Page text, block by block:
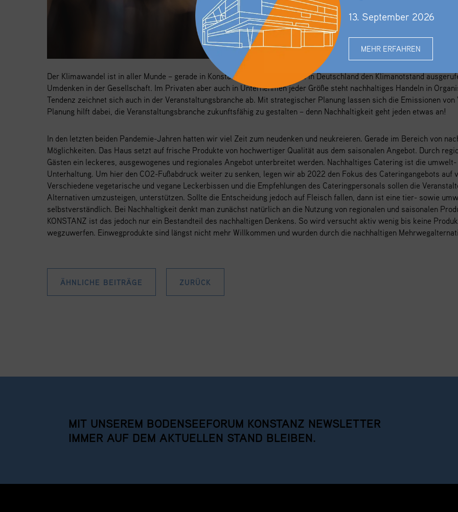
Der Klimawandel ist in aller Munde – gerade in Konstanz, die als erste Stadt in Deutschland den Klimanotstand
Umdenken in der Gesellschaft. Im Privaten aber auch in Unternehmen jeder Größe steht nachhaltiges Handeln in
Tendenz zeichnet sich auch in der Veranstaltungsbranche ab. Mit strategischer Planung lassen sich die Emissionen
Planung hilft dabei, die Veranstaltungsbranche zukunftsfähig zu gestalten – denn Nachhaltigkeit geht jeden etwas an!
In den letzten beiden Pandemie-Jahren hatten wir viel Zeit zum neudenken und neukreieren. Gerade im Bereich von
Möglichkeiten. Das Haus setzt auf frische Produkte von hochwertiger Qualität aus dem saisonalen Angebot. Durch
Gästen ein leckeres, ausgewogenes und regionales Angebot unterbreitet werden. Nachhaltiges Catering ist die
Unterhaltung. Um hier den CO2-Fußabdruck weiter zu senken, legen wir ab 2022 den Fokus des Cateringangebots auf
Verschiedene vegetarische und vegane Leckerbissen und die Empfehlungen des Cateringpersonals sollen die
Alternativen umzusteigen, unterstützen. Sollte die Entscheidung jedoch auf Fleisch fallen, dann ist eine tier- sowie
selbstverständlich. Bei Nachhaltigkeit denkt man zunächst natürlich an die Nutzung von regionalen und saisonalen
KONSTANZ ist das jedoch nur ein Bestandteil des nachhaltigen Denkens. So wird versucht aktiv wenig bis keine
wegzuwerfen. Einwegprodukte sind längst nicht mehr Willkommen und wurden durch die nachhaltigen
ÄHNLICHE BEITRÄGE ZURÜCK
MIT UNSEREM BODENSEEFORUM KONSTANZ NEWSLETTER
IMMER AUF DEM AKTUELLEN STAND BLEIBEN.
13. September 2026
MEHR ERFAHREN